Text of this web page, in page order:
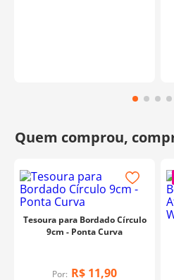
Tesoura para Bordado Círculo
9cm - Ponta Curva
Por: R$ 11,90